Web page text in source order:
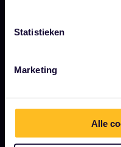
Statistieken
Marketing
Alle
Interrail Pass